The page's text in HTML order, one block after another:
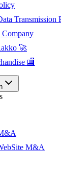
Transmission
Company
🚀
🏬
M&A